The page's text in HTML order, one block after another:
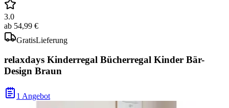
3.0
ab 54,99 €
GratisLieferung
relaxdays Kinderregal Bücherregal Kinder Bär-
Design Braun
1 Angebot